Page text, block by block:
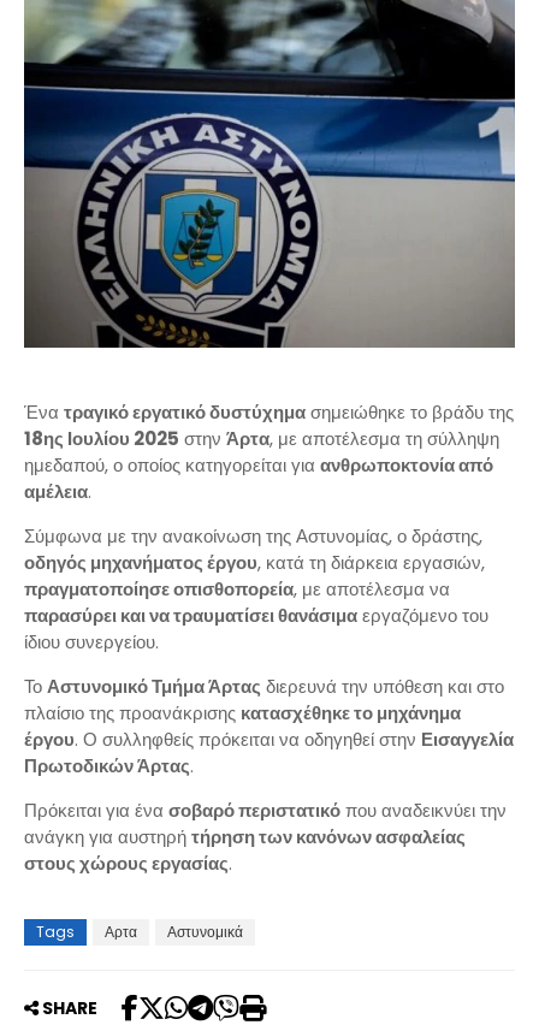
Ένα τραγικό εργατικό δυστύχημασημειώθηκε το βράδυ της
18ης Ιουλίου 2025 στην Άρτα, με αποτέλεσμα τη σύλληψη
ημεδαπού, ο οποίος κατηγορείται για ανθρωποκτονία από
αμέλεια.
Σύμφωνα με την ανακοίνωση της Αστυνομίας, ο δράστης,
οδηγός μηχανήματος έργου, κατά τη διάρκεια εργασιών,
πραγματοποίησε οπισθοπορεία, με αποτέλεσμα να
παρασύρει και να τραυματίσει θανάσιμαεργαζόμενο του
ίδιου συνεργείου.
ΤοΑστυνομικό Τμήμα Άρτας διερευνά την υπόθεση και στο
πλαίσιο της προανάκρισης κατασχέθηκε το μηχάνημα
έργου. Ο συλληφθείς πρόκειται να οδηγηθεί στην Εισαγγελία
Πρωτοδικών Άρτας.
Πρόκειται για ένα σοβαρό περιστατικόπου αναδεικνύει την
ανάγκη για αυστηρήτήρηση των κανόνων ασφαλείας
στους χώρους εργασίας.
Tags Αρτα Αστυνομικά
SHARE